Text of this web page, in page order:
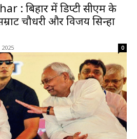
: बिहार में डिप्टी सीएम के
चौधरी और विजय सिन्हा
0